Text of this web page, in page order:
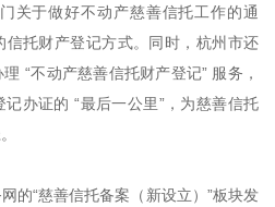
关于做好不动产慈善信托工作的通
托财产登记方式。同时，杭州市还
“不动产慈善信托财产登记” 服务，
办证的 “最后一公里”，为慈善信托
的“慈善信托备案（新设立）”板块发